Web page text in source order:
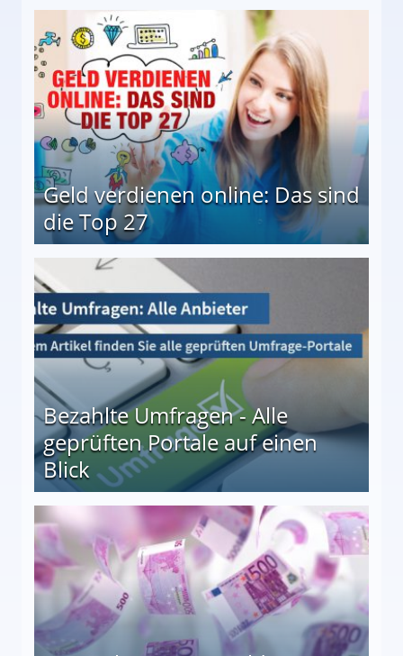
Geld verdienen online: Das sind
die Top 27
Bezahlte Umfragen - Alle
geprüften Portale auf einen
Blick
auf einen Blick